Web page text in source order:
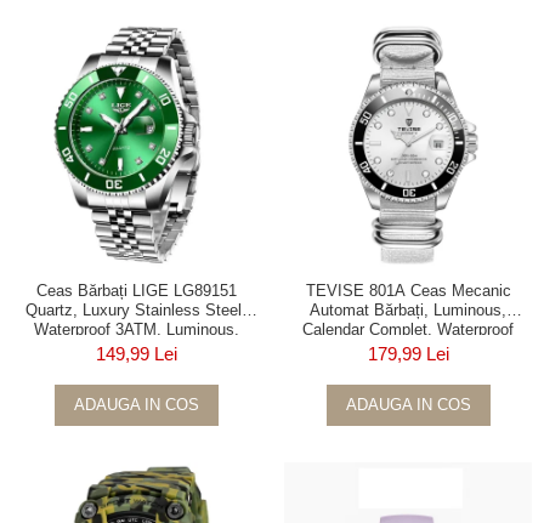
Ceas Bărbați LIGE LG89151
Quartz, Luxury Stainless Steel,
Waterproof 3ATM, Luminous,
Calendar, Cronometru
149,99 Lei
ADAUGA IN COS
TEVISE 801A Ceas Mecanic
Automat Bărbați, Luminous,
Calendar Complet, Waterproof
3ATM, Business
179,99 Lei
ADAUGA IN COS